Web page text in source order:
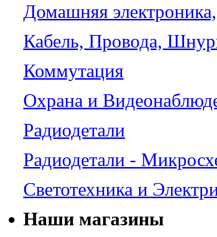
Домашняя
Кабель, Провода,
Коммутация
Охрана и
Радиодетали
Радиодетали -
Светотехника и
Наши магазины